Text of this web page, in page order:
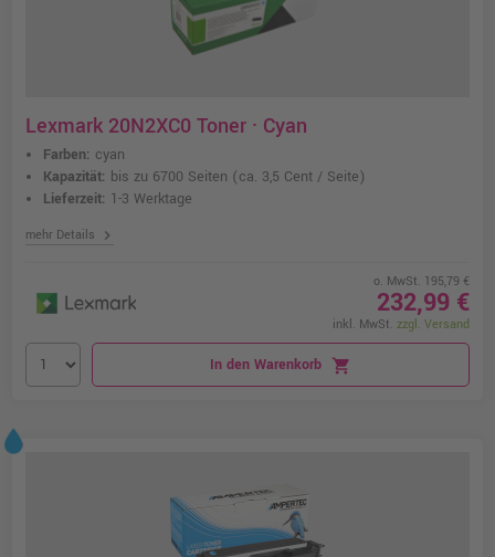
Lexmark 20N2XC0 Toner · Cyan
Farben: cyan
Kapazität: bis zu 6700 Seiten (ca. 3,5 Cent / Seite)
Lieferzeit: 1-3 Werktage
mehr Details chevron_right
o. MwSt. 195,79 €
232,99 €
inkl. MwSt. zzgl. Versand
In den Warenkorb shopping_cart